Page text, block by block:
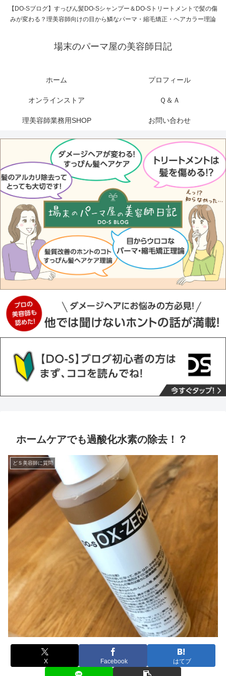
【DO-Sブログ】すっぴん髪DO-Sシャンプー＆DO-Sトリートメントで髪の傷
みが変わる？理美容師向けの目から鱗なパーマ・縮毛矯正・ヘアカラー理論
場末のパーマ屋の美容師日記
ホーム プロフィール
オンラインストア Ｑ＆Ａ
理美容師業務用SHOP お問い合わせ
ホームケアでも過酸化水素の除去！？
どＳ美容師に質問
X Facebook はてブ